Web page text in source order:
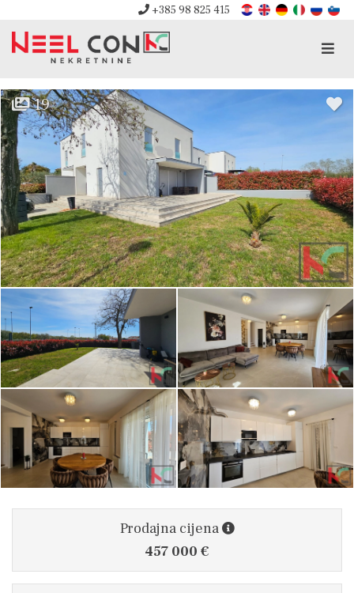
+385 98 825 415
19
Prodajna cijena
457 000 €